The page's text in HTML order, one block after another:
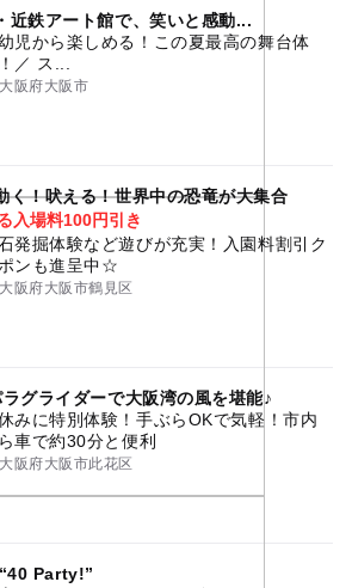
画展 逆刃刀 記念グッズ
近鉄アート館で、笑いと感動...
児から楽しめる！この夏最高の舞台体
／ ス...
大阪府大阪市
！吠える！世界中の恐竜が大集合
入場料100円引き
発掘体験など遊びが充実！入園料割引ク
ンも進呈中☆
大阪府大阪市鶴見区
グライダーで大阪湾の風を堪能♪
みに特別体験！手ぶらOKで気軽！市内
車で約30分と便利
大阪府大阪市此花区
Party!”